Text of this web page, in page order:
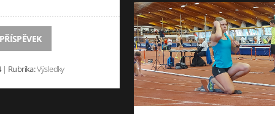
| Rubrika:Výsledky